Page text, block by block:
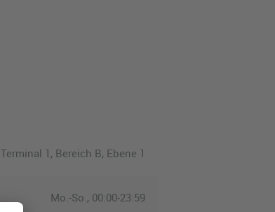
Terminal 1, Bereich B, Ebene 1
Mo.-So., 00:00-23:59